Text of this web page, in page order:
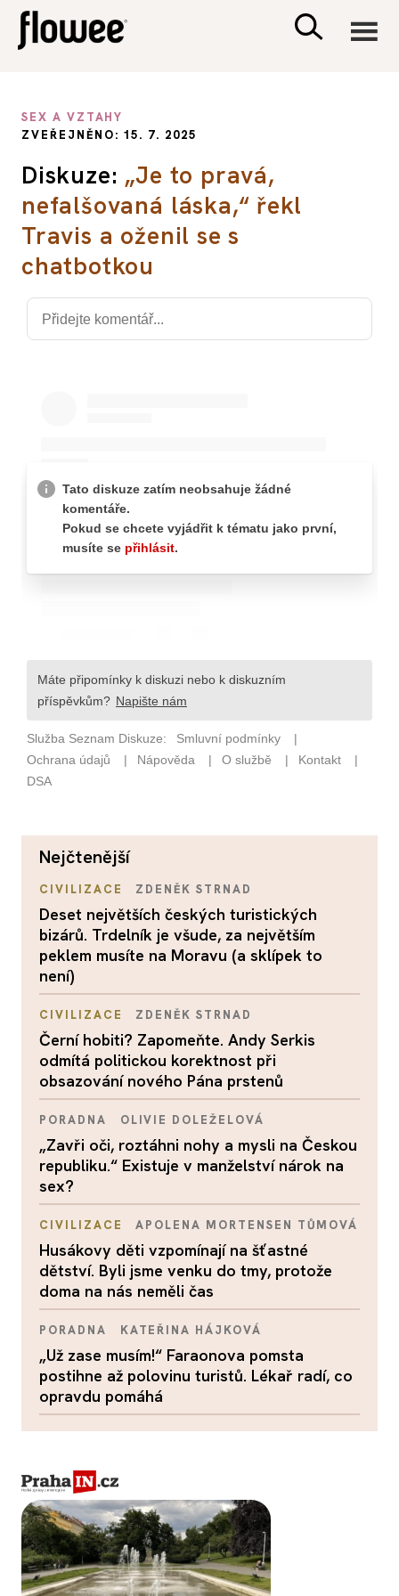
PSYCHOLOGIE
SEX A VZTAHY
SEX A VZTAHY
ZVEŘEJNĚNO: 15. 7. 2025
Diskuze: „Je to pravá,
nefalšovaná láska,“ řekl
Travis a oženil se s
chatbotkou
nejčtenější
CIVILIZACE ZDENĚK STRNAD
Deset největších českých turistických
bizárů. Trdelník je všude, za největším
peklem musíte na Moravu (a sklípek to
není)
CIVILIZACE ZDENĚK STRNAD
Černí hobiti? Zapomeňte. Andy Serkis
odmítá politickou korektnost při
obsazování nového Pána prstenů
PORADNA OLIVIE DOLEŽELOVÁ
„Zavři oči, roztáhni nohy a mysli na Českou
republiku.“ Existuje v manželství nárok na
sex?
CIVILIZACE APOLENA MORTENSEN TŮMOVÁ
Husákovy děti vzpomínají na šťastné
dětství. Byli jsme venku do tmy, protože
doma na nás neměli čas
PORADNA KATEŘINA HÁJKOVÁ
„Už zase musím!“ Faraonova pomsta
postihne až polovinu turistů. Lékař radí, co
opravdu pomáhá